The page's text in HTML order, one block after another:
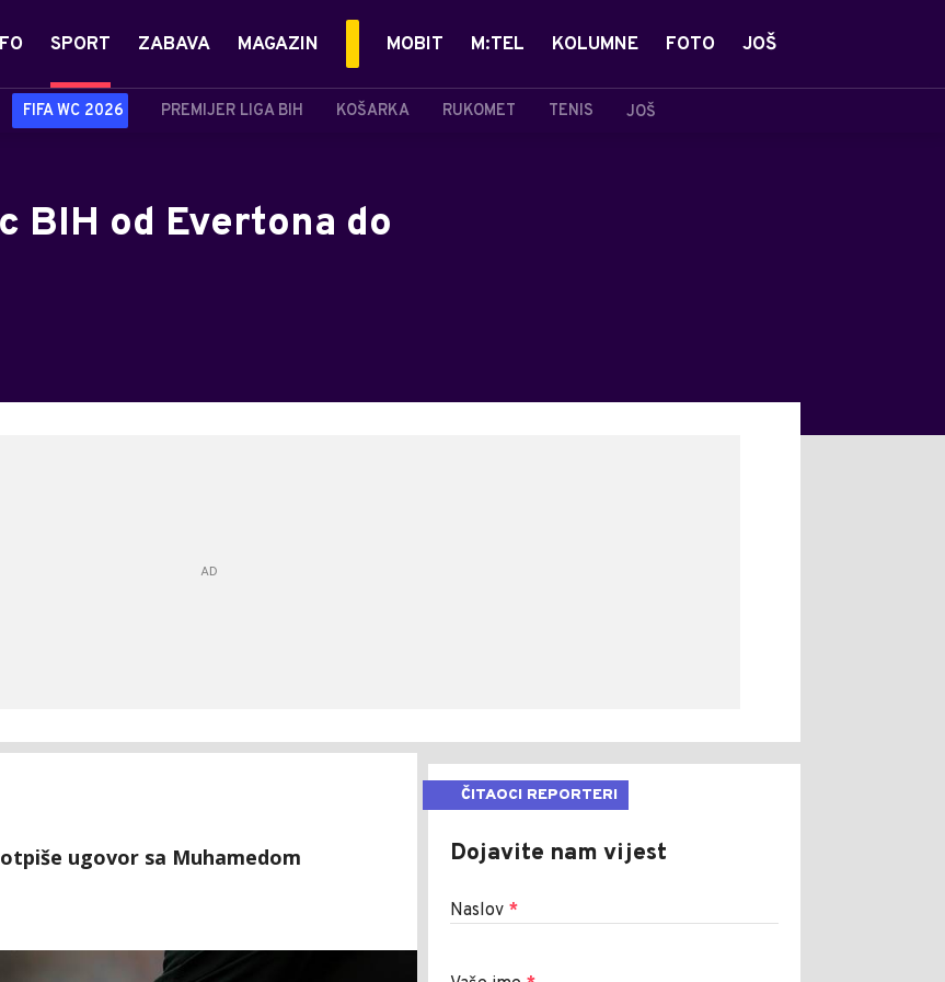
SPORT
FIFA WC 2026 PREMIJER LIGA BIH KOŠARKA RUKOMET TENIS JOŠ
ZABAVA MAGAZIN MOBIT M:TEL KOLUMNE FOTO JOŠ
BIH od Evertona do
ugovor sa Muhamedom
ČITAOCI REPORTERI
Dojavite nam vijest
Naslov *